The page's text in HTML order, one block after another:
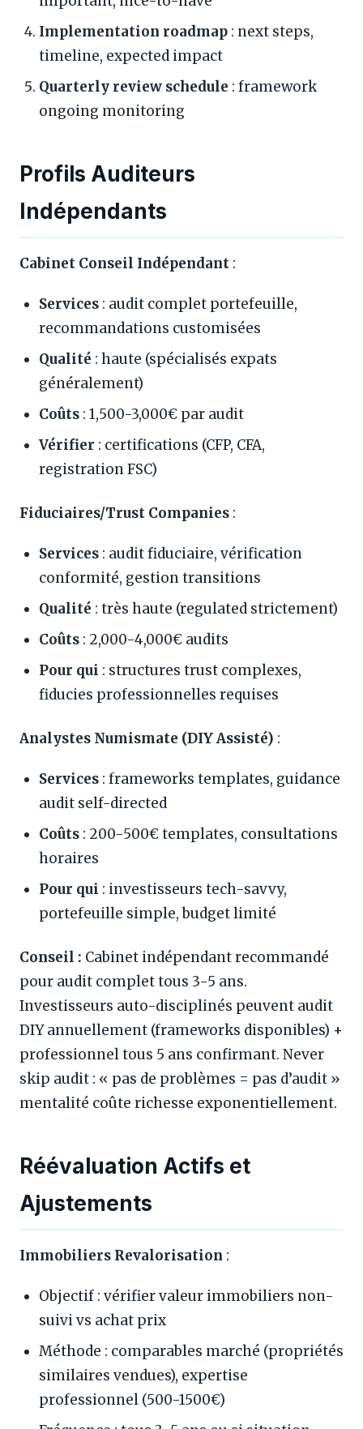
Implementation roadmap : next steps,
timeline, expected impact
Quarterly review schedule : framework
ongoing monitoring
Profils Auditeurs
Indépendants
Cabinet Conseil Indépendant :
Services : audit complet portefeuille,
recommandations customisées
Qualité : haute (spécialisés expats
généralement)
Coûts : 1,500-3,000€ par audit
Vérifier : certifications (CFP, CFA,
registration FSC)
Fiduciaires/Trust Companies :
Services : audit fiduciaire, vérification
conformité, gestion transitions
Qualité : très haute (regulated strictement)
Coûts : 2,000-4,000€ audits
Pour qui : structures trust complexes,
fiducies professionnelles requises
Analystes Numismate (DIY Assisté) :
Services : frameworks templates, guidance
audit self-directed
Coûts : 200-500€ templates, consultations
horaires
Pour qui : investisseurs tech-savvy,
portefeuille simple, budget limité
Conseil : Cabinet indépendant recommandé
pour audit complet tous 3-5 ans.
Investisseurs auto-disciplinés peuvent audit
DIY annuellement (frameworks disponibles) +
professionnel tous 5 ans confirmant. Never
skip audit : « pas de problèmes = pas d’audit »
mentalité coûte richesse exponentiellement.
Réévaluation Actifs et
Ajustements
Immobiliers Revalorisation :
Objectif : vérifier valeur immobiliers non-
suivi vs achat prix
Méthode : comparables marché (propriétés
similaires vendues), expertise
professionnel (500-1500€)